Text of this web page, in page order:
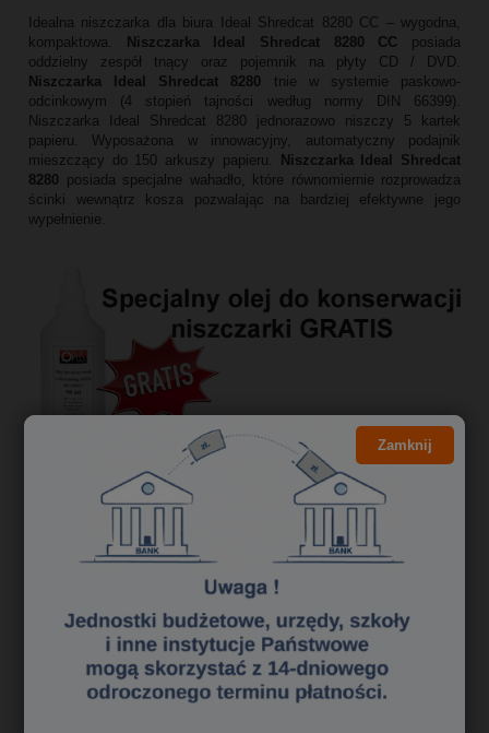
Idealna niszczarka dla biura Ideal Shredcat 8280 CC – wygodna,
kompaktowa.
Niszczarka Ideal Shredcat 8280 CC posiada
oddzielny zespół tnący oraz pojemnik na płyty CD / DVD.
Niszczarka Ideal Shredcat 8280
tnie w systemie paskowo-
odcinkowym (4 stopień tajności według normy DIN 66399).
Niszczarka Ideal Shredcat 8280 jednorazowo niszczy 5 kartek
papieru. Wyposażona w innowacyjny, automatyczny podajnik
mieszczący do 150 arkuszy papieru.
Niszczarka Ideal Shredcat
8280
posiada specjalne wahadło, które równomiernie rozprowadza
ścinki wewnątrz kosza pozwalając na bardziej efektywne jego
wypełnienie.
Parametry techniczne niszczarki Ideal Shredcat 8280 CC
Szczelina podawcza:
• dla papieru: 220 mm.
• dla płyt kompaktowych: 122 mm.
System cięcia: paskowo-odcinkowy (cross cut)
Szerokość ścinka: 4 x 10 mm.
Maksymalna ilość niszczonych kartek: 5 (80 g/m²)
Pojemność kosza na ścinki: 30 litrów
Poziom bezpieczeństwaniszczarki Ideal Shredcat 8280 CC
Zamknij